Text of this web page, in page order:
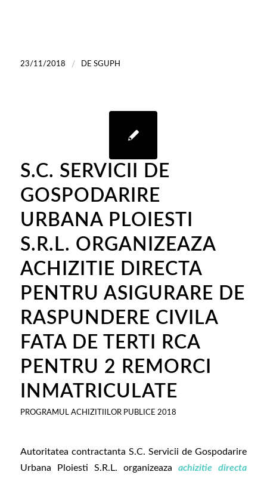
23/11/2018 / DE SGUPH
S.C. SERVICII DE
GOSPODARIRE
URBANA PLOIESTI
S.R.L. ORGANIZEAZA
ACHIZITIE DIRECTA
PENTRU ASIGURARE DE
RASPUNDERE CIVILA
FATA DE TERTI RCA
PENTRU 2 REMORCI
INMATRICULATE
PROGRAMUL ACHIZITIILOR PUBLICE 2018
Autoritatea contractanta S.C. Servicii de Gospodarire
Urbana Ploiesti S.R.L. organizeazaachizitie directa